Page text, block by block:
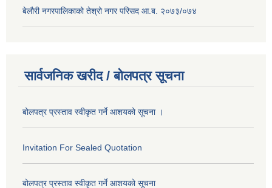
बेलौरी नगरपालिकाको तेश्रो नगर परिसद आ.ब. २०७३/०७४
सार्वजनिक खरीद / बोलपत्र सूचना
बोलपत्र प्रस्ताव स्वीकृत गर्ने आशयको सूचना ।
Invitation For Sealed Quotation
बोलपत्र प्रस्ताव स्वीकृत गर्ने आशयको सूचना